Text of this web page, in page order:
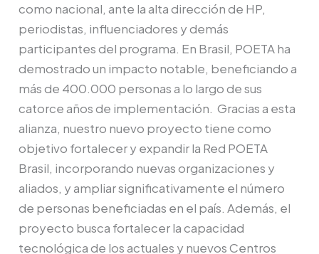
como nacional, ante la alta dirección de HP,
periodistas, influenciadores y demás
participantes del programa. En Brasil, POETA ha
demostrado un impacto notable, beneficiando a
más de 400.000 personas a lo largo de sus
catorce años de implementación. Gracias a esta
alianza, nuestro nuevo proyecto tiene como
objetivo fortalecer y expandir la Red POETA
Brasil, incorporando nuevas organizaciones y
aliados, y ampliar significativamente el número
de personas beneficiadas en el país. Además, el
proyecto busca fortalecer la capacidad
tecnológica de los actuales y nuevos Centros